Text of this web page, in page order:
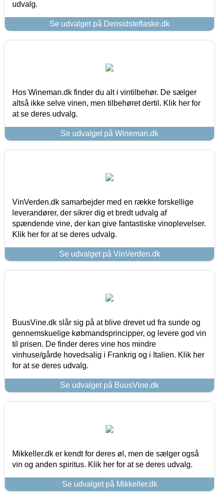
udvalg.
Se udvalget på Densidsteflaske.dk
Hos Wineman.dk finder du alt i vintilbehør. De sælger
altså ikke selve vinen, men tilbehøret dertil. Klik her for
at se deres udvalg.
Se udvalget på Wineman.dk
VinVerden.dk samarbejder med en række forskellige
leverandører, der sikrer dig et bredt udvalg af
spændende vine, der kan give fantastiske vinoplevelser.
Klik her for at se deres udvalg.
Se udvalget på VinVerden.dk
BuusVine.dk slår sig på at blive drevet ud fra sunde og
gennemskuelige købmandsprincipper, og levere god vin
til prisen. De finder deres vine hos mindre
vinhuse/gårde hovedsalig i Frankrig og i Italien. Klik her
for at se deres udvalg.
Se udvalget på BuusVine.dk
Mikkeller.dk er kendt for deres øl, men de sælger også
vin og anden spiritus. Klik her for at se deres udvalg.
Se udvalget på Mikkeller.dk